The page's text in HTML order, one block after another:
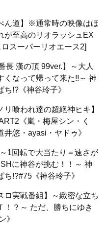
ん道】※通常時の映像はほ
至高のリオラッシュEX
スーパーリオエース2]
長 漢の頂 99ver.】～大人
くなって帰って来た!!～ 神
!?《神谷玲子》
リ喰われ達の超絶神ヒキ】
《嵐・梅屋シン・く
井悠・ayasi・ヤドゥ》
1回転で大当たり＝速さが
に神谷が挑む！！～ 神
!?#75《神谷玲子》
ロ実戦番組】～緻密な立ち
！？～ ただ、勝ちにゆき
》